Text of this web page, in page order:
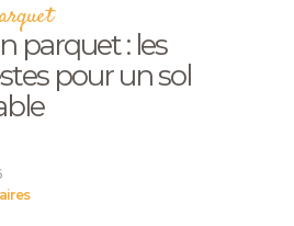
parquet : les
pour un sol